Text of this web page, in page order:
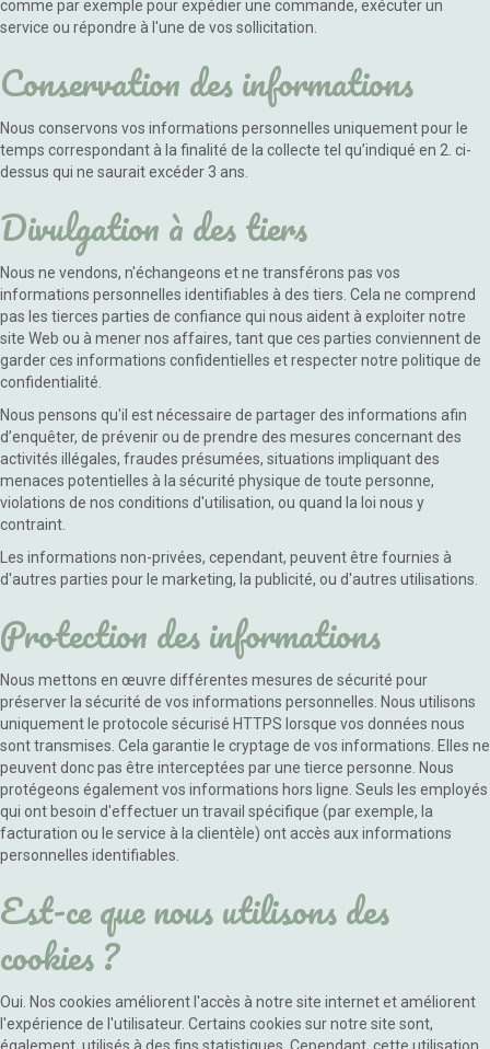
comme par exemple pour expédier une commande, exécuter un
service ou répondre à l'une de vos sollicitation.
Conservation des informations
Nous conservons vos informations personnelles uniquement pour le
temps correspondant à la finalité de la collecte tel qu’indiqué en 2. ci-
dessus qui ne saurait excéder 3 ans.
Divulgation à des tiers
Nous ne vendons, n'échangeons et ne transférons pas vos
informations personnelles identifiables à des tiers. Cela ne comprend
pas les tierces parties de confiance qui nous aident à exploiter notre
site Web ou à mener nos affaires, tant que ces parties conviennent de
garder ces informations confidentielles et respecter notre politique de
confidentialité.
Nous pensons qu'il est nécessaire de partager des informations afin
d’enquêter, de prévenir ou de prendre des mesures concernant des
activités illégales, fraudes présumées, situations impliquant des
menaces potentielles à la sécurité physique de toute personne,
violations de nos conditions d'utilisation, ou quand la loi nous y
contraint.
Les informations non-privées, cependant, peuvent être fournies à
d'autres parties pour le marketing, la publicité, ou d'autres utilisations.
Protection des informations
Nous mettons en œuvre différentes mesures de sécurité pour
préserver la sécurité de vos informations personnelles. Nous utilisons
uniquement le protocole sécurisé HTTPS lorsque vos données nous
sont transmises. Cela garantie le cryptage de vos informations. Elles ne
peuvent donc pas être interceptées par une tierce personne. Nous
protégeons également vos informations hors ligne. Seuls les employés
qui ont besoin d'effectuer un travail spécifique (par exemple, la
facturation ou le service à la clientèle) ont accès aux informations
personnelles identifiables.
Est-ce que nous utilisons des
cookies ?
Oui. Nos cookies améliorent l'accès à notre site internet et améliorent
l'expérience de l'utilisateur. Certains cookies sur notre site sont,